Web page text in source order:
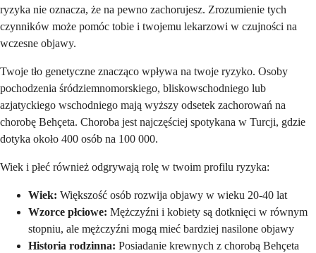
ryzyka nie oznacza, że na pewno zachorujesz. Zrozumienie tych
czynników może pomóc tobie i twojemu lekarzowi w czujności na
wczesne objawy.
Twoje tło genetyczne znacząco wpływa na twoje ryzyko. Osoby
pochodzenia śródziemnomorskiego, bliskowschodniego lub
azjatyckiego wschodniego mają wyższy odsetek zachorowań na
chorobę Behçeta. Choroba jest najczęściej spotykana w Turcji, gdzie
dotyka około 400 osób na 100 000.
Wiek i płeć również odgrywają rolę w twoim profilu ryzyka:
Wiek: Większość osób rozwija objawy w wieku 20-40 lat
Wzorce płciowe: Mężczyźni i kobiety są dotknięci w równym
stopniu, ale mężczyźni mogą mieć bardziej nasilone objawy
Historia rodzinna: Posiadanie krewnych z chorobą Behçeta